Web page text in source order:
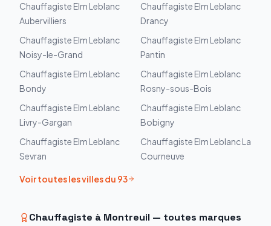
Chauffagiste Elm Leblanc
Aubervilliers
Chauffagiste Elm Leblanc
Drancy
Chauffagiste Elm Leblanc
Noisy-le-Grand
Chauffagiste Elm Leblanc
Pantin
Chauffagiste Elm Leblanc
Bondy
Chauffagiste Elm Leblanc
Rosny-sous-Bois
Chauffagiste Elm Leblanc
Livry-Gargan
Chauffagiste Elm Leblanc
Bobigny
Chauffagiste Elm Leblanc
Sevran
Chauffagiste Elm LeblancLa
Courneuve
Voir toutes les villes du 93
Chauffagiste à Montreuil — toutes marques